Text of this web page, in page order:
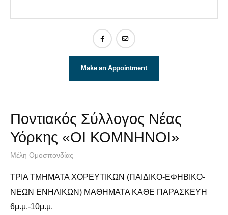
Make an Appointment
Ποντιακός Σύλλογος Νέας
Υόρκης «ΟΙ ΚΟΜΝΗΝΟΙ»
Μέλη Ομοσπονδίας
ΤΡΙΑ ΤΜΗΜΑΤΑ ΧΟΡΕΥΤΙΚΩΝ (ΠΑΙΔΙΚΟ-ΕΦΗΒΙΚΟ-
ΝΕΩΝ ΕΝΗΛΙΚΩΝ) ΜΑΘΗΜΑΤΑ ΚΑΘΕ ΠΑΡΑΣΚΕΥΗ
6μ.μ.-10μ.μ.